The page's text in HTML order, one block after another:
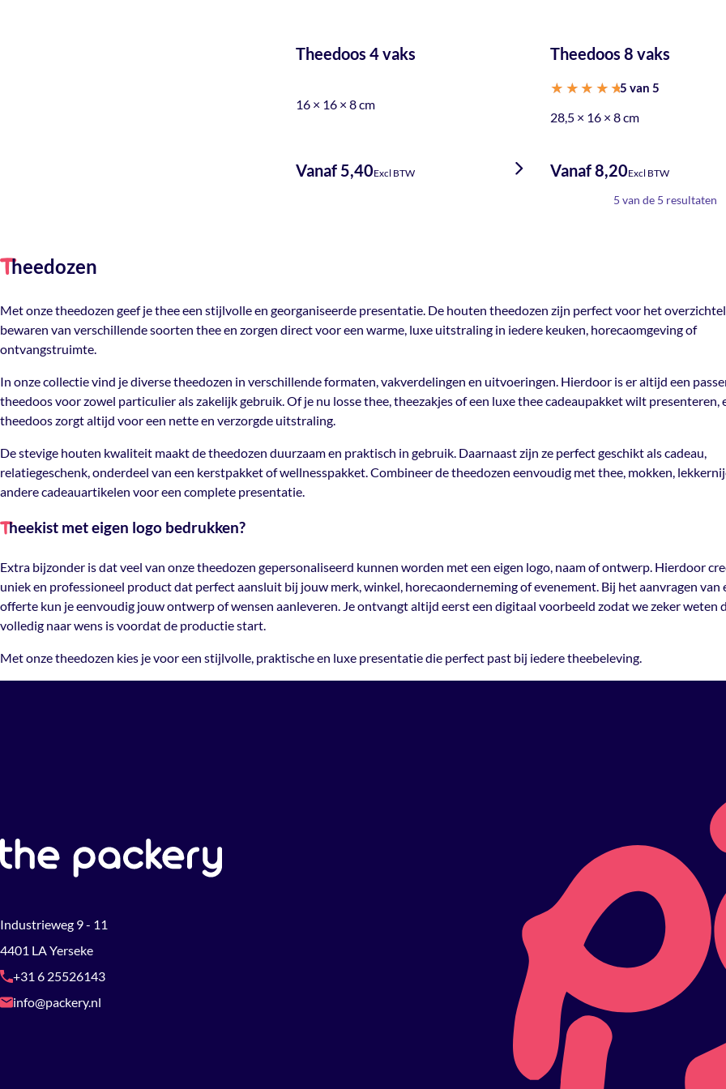
Theedoos 4 vaks
16 × 16 × 8 cm
Vanaf 5,40Excl BTW
Theedoos 8 vaks
5uit 5
5 van 5
28,5 × 16 × 8 cm
Vanaf 8,20Excl BTW
5 van de 5 resultaten
Theedozen
Met onze theedozen geef je thee een stijlvolle en georganiseerde presentatie. De houten theedozen zijn perfect voor het
bewaren van verschillende soorten thee en zorgen direct voor een warme, luxe uitstraling in iedere keuken, horecaomgeving of
ontvangstruimte.
In onze collectie vind je diverse theedozen in verschillende formaten, vakverdelingen en uitvoeringen. Hierdoor is er altijd een
theedoos voor zowel particulier als zakelijk gebruik. Of je nu losse thee, theezakjes of een luxe thee cadeaupakket wilt presenteren,
theedoos zorgt altijd voor een nette en verzorgde uitstraling.
De stevige houten kwaliteit maakt de theedozen duurzaam en praktisch in gebruik. Daarnaast zijn ze perfect geschikt als cadeau,
relatiegeschenk, onderdeel van een kerstpakket of wellnesspakket. Combineer de theedozen eenvoudig met thee, mokken,
andere cadeauartikelen voor een complete presentatie.
Theekist met eigen logo bedrukken?
Extra bijzonder is dat veel van onze theedozen gepersonaliseerd kunnen worden met een eigen logo, naam of ontwerp. Hierdoor
uniek en professioneel product dat perfect aansluit bij jouw merk, winkel, horecaonderneming of evenement. Bij het aanvragen van
offerte kun je eenvoudig jouw ontwerp of wensen aanleveren. Je ontvangt altijd eerst een digitaal voorbeeld zodat we zeker weten
volledig naar wens is voordat de productie start.
Met onze theedozen kies je voor een stijlvolle, praktische en luxe presentatie die perfect past bij iedere theebeleving.
Industrieweg 9 - 11
4401 LA Yerseke
+31 6 25526143
info@packery.nl